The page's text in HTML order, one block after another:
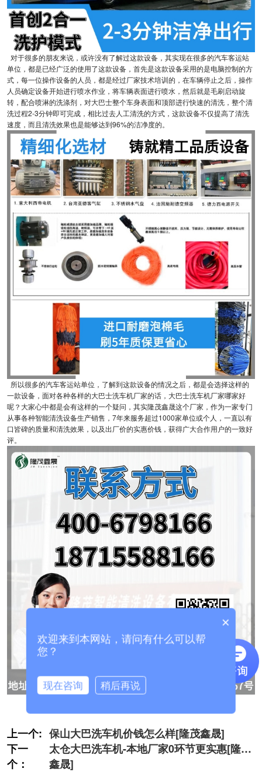
对于很多的朋友来说，或许没有了解过这款设备，其实现在很多的汽车客运站
单位，都是已经广泛的使用了这款设备，首先是这款设备采用的是电脑控制的方
式，每一位操作设备的人员，都是经过厂家技术培训的，在车辆停止之后，操作
人员确定设备开始进行喷水作业，将车辆表面进行喷水，然后就是毛刷启动旋
转，配合喷淋的洗涤剂，对大巴士整个车身表面和顶部进行快速的清洗，整个清
洗过程2-3分钟即可完成，相比过去人工清洗的方式，这款设备不仅提高了清洗
速度，而且清洗效果也是能够达到96%的洁净度的。
所以很多的汽车客运站单位，了解到这款设备的情况之后，都是会选择这样的
一款设备，面对各种各样的大巴士洗车机厂家的话，大巴士洗车机厂家哪家好
呢？大家心中都是会有这样的一个疑问，其实隆茂鑫晟这个厂家，作为一家专门
从事各种智能清洗设备生产销售，7年来服务超过1000家单位或个人，一直以有
口皆碑的质量和清洗效果，以及出厂价的实惠价钱，获得广大合作用户的一致好
评。
上一个: 保山大巴洗车机价钱怎么样[隆茂鑫晟]
下一
个：
太仓大巴洗车机-本地厂家0环节更实惠[隆茂
鑫晟]
×
欢迎来到本网站，请问有什么可以帮
您？
现在咨询 稍后再说